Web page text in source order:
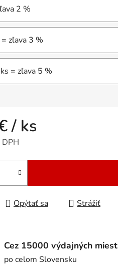
2 %
zľava 3 %
= zľava 5 %
/ ks
cena:
Opýtať sa Strážiť
Cez 15000 výdajných miest
po celom Slovensku